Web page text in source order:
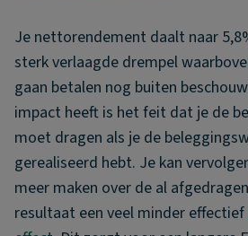
Je nettorendement daalt naar
sterk verlaagde drempel
gaan betalen nog buiten
impact heeft is het feit dat je de
moet dragen als je de
gerealiseerd hebt. Je kan
meer maken over de al
resultaat een veel minder effectief